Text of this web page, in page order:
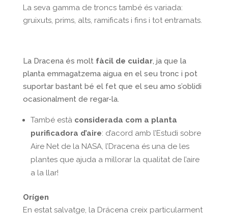
La seva gamma de troncs també és variada:
gruixuts, prims, alts, ramificats i fins i tot entramats.
La Dracena és moltfàcil de cuidar, ja que la
planta emmagatzema aigua en el seu tronc i pot
suportar bastant bé el fet que el seu amo s’oblidi
ocasionalment de regar-la.
També està considerada com a planta
purificadora d’aire: d’acord amb l’Estudi sobre
Aire Net de la NASA, l’Dracena és una de les
plantes que ajuda a millorar la qualitat de l’aire
a la llar!
Orígen
En estat salvatge, la Drácena creix particularment